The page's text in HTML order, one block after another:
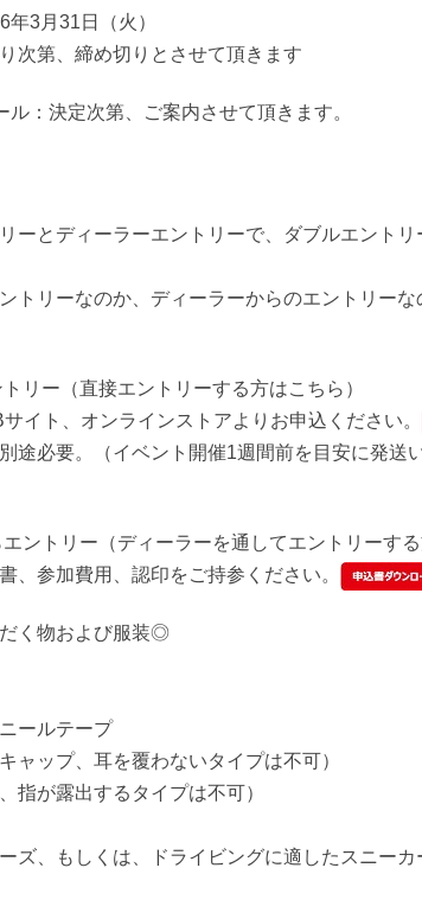
年3月31日（火）
次第、締め切りとさせて頂きます
ル：決定次第、ご案内させて頂きます。
ーとディーラーエントリーで、ダブルエント
トリーなのか、ディーラーからのエントリー
リー（直接エントリーする方はこちら）
イト、オンラインストアよりお申込ください。
途必要。（イベント開催1週間前を目安に発送
ントリー（ディーラーを通してエントリーする
、参加費用、認印をご持参ください。
く物および服装◎
ールテープ
ャップ、耳を覆わないタイプは不可）
指が露出するタイプは不可）
ズ、もしくは、ドライビングに適したスニーカ